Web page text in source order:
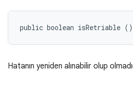
public boolean isRetriable ()
Hatanın yeniden alınabilir olup